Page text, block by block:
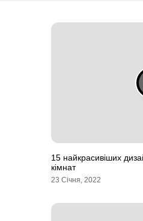
15 найкрасивіших
кімнат
23 Січня, 2022